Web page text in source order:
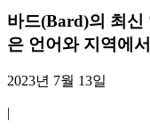
바드(Bard)의 최신
은 언어와 지역에
2023년 7월 13일
|